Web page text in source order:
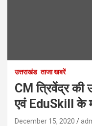
उत्तराखंड ताजा खबरें
CM त्रिवेंद्र की
एवं EduSkill के
December 15, 2020